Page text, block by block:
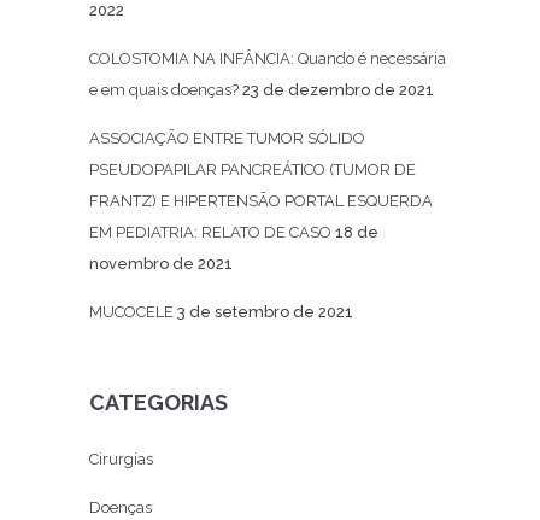
2022
COLOSTOMIA NA INFÂNCIA: Quando é necessária
e em quais doenças? 23 de dezembro de 2021
ASSOCIAÇÃO ENTRE TUMOR SÓLIDO
PSEUDOPAPILAR PANCREÁTICO (TUMOR DE
FRANTZ) E HIPERTENSÃO PORTAL ESQUERDA
EM PEDIATRIA: RELATO DE CASO 18 de
novembro de 2021
MUCOCELE 3 de setembro de 2021
CATEGORIAS
Cirurgias
Doenças